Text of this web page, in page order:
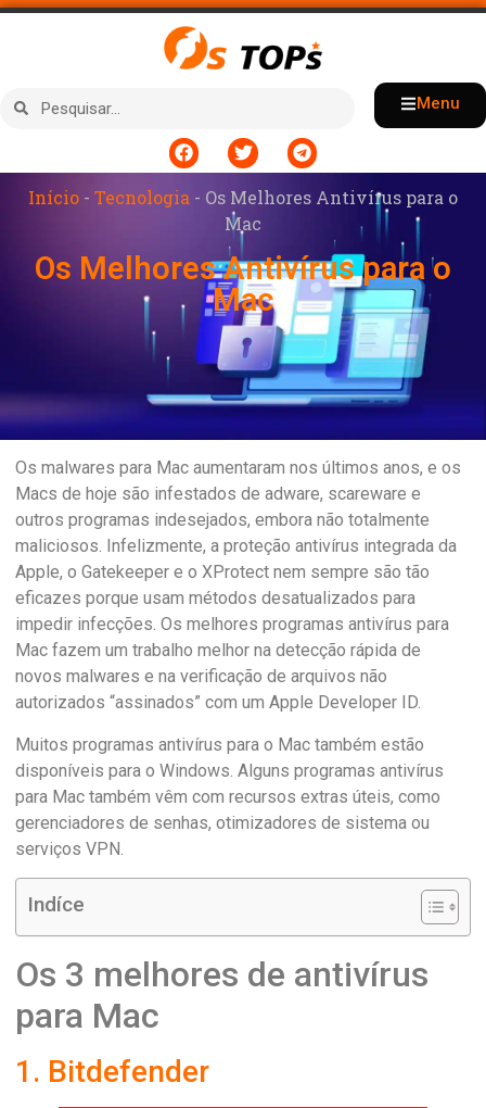
Menu
Início - Tecnologia - Os Melhores Antivírus para o
Mac
Os Melhores Antivírus para o
Mac
Os malwares para Mac aumentaram nos últimos anos, e os
Macs de hoje são infestados de adware, scareware e
outros programas indesejados, embora não totalmente
maliciosos. Infelizmente, a proteção antivírus integrada da
Apple, o Gatekeeper e o XProtect nem sempre são tão
eficazes porque usam métodos desatualizados para
impedir infecções. Os melhores programas antivírus para
Mac fazem um trabalho melhor na detecção rápida de
novos malwares e na verificação de arquivos não
autorizados “assinados” com um Apple Developer ID.
Muitos programas antivírus para o Mac também estão
disponíveis para o Windows. Alguns programas antivírus
para Mac também vêm com recursos extras úteis, como
gerenciadores de senhas, otimizadores de sistema ou
serviços VPN.
Indíce
Os 3 melhores de antivírus
para Mac
1. Bitdefender